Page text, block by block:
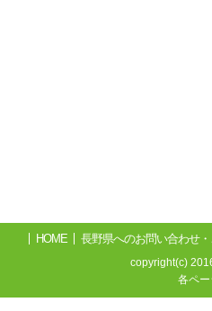
HOME 長野県へのお問い合わせ
copyright(c)
各ペー